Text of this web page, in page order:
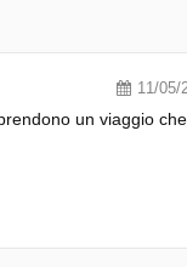
11/05/
un viaggio che